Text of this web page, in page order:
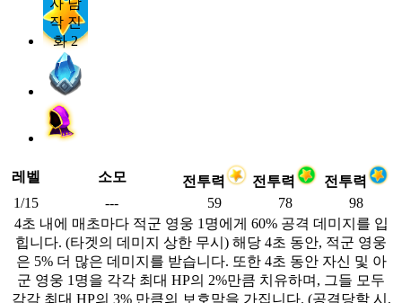
레벨 소모 전투력 전투력
전투력
1/15
--- 59 78
98
4초 내에 매초마다 적군 영웅 1명에게 60% 공격 데미지를 입
힙니다. (타겟의 데미지 상한 무시) 해당 4초 동안, 적군 영웅
은 5% 더 많은 데미지를 받습니다. 또한 4초 동안 자신 및 아
군 영웅 1명을 각각 최대 HP의 2%만큼 치유하며, 그들 모두
각각 최대 HP의 3% 만큼의 보호막을 가집니다. (공격당할 시,